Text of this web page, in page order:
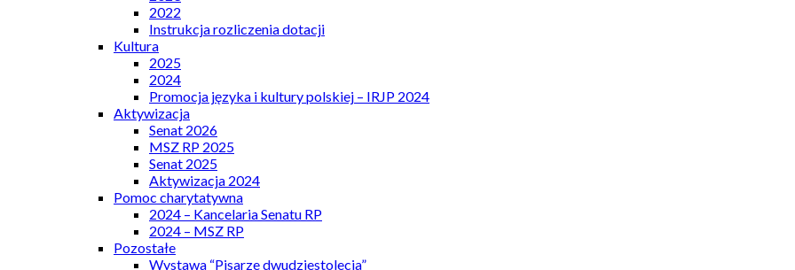
2022
Instrukcja rozliczenia dotacji
Kultura
2025
2024
Promocja języka i kultury polskiej – IRJP 2024
Aktywizacja
Senat 2026
MSZ RP 2025
Senat 2025
Aktywizacja 2024
Pomoc charytatywna
2024 – Kancelaria Senatu RP
2024 – MSZ RP
Pozostałe
Wystawa “Pisarze dwudziestolecia”